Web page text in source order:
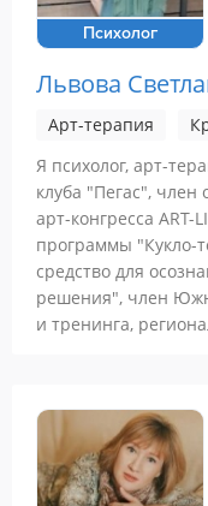
Психолог
Львова
Арт-терапия
Я психолог, арт-
клуба "Пегас", член
арт-конгресса
программы "Кукло-
средство для
решения", член
и тренинга,